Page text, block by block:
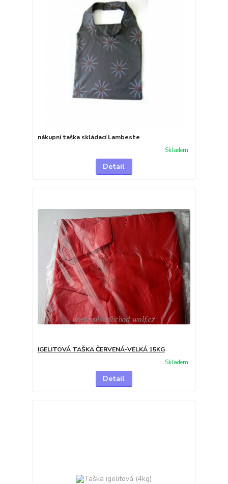
nákupní taška skládací Lambeste
Skladem
Detail
IGELITOVÁ TAŠKA ČERVENÁ-VELKÁ 15KG
Skladem
Detail